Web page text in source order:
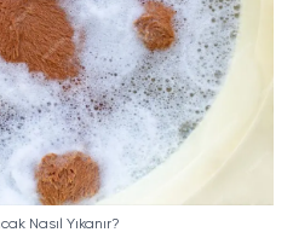
Nasıl Yıkanır?